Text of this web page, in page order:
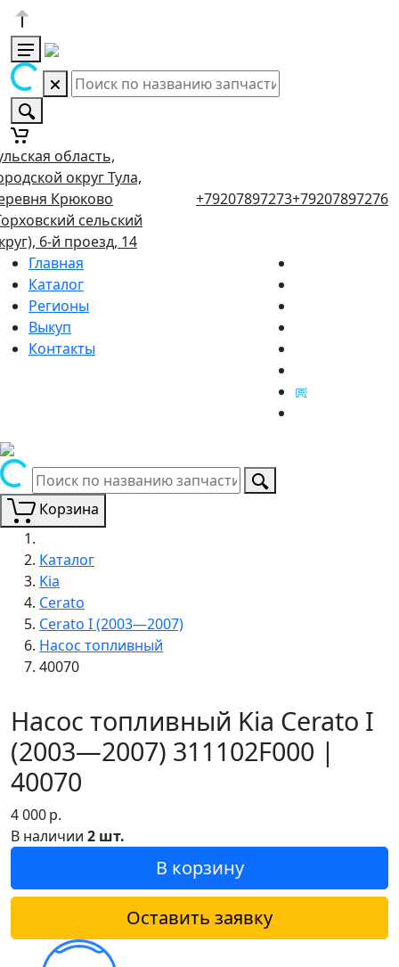
область,
округ Тула,
Крюково
сельский
6-й проезд, 14
+79207897273+79207897276
Главная
Каталог
Регионы
Выкуп
Контакты
Корзина
Каталог
Kia
Cerato
Cerato I (2003—2007)
Насос топливный
40070
Насос топливный Kia Cerato I
(2003—2007) 311102F000 |
40070
4 000р.
В наличии 2 шт.
В корзину
Оставить заявку